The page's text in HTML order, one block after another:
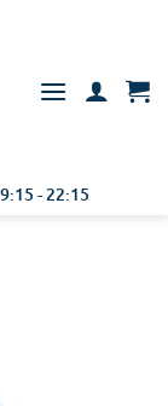
- 22:15